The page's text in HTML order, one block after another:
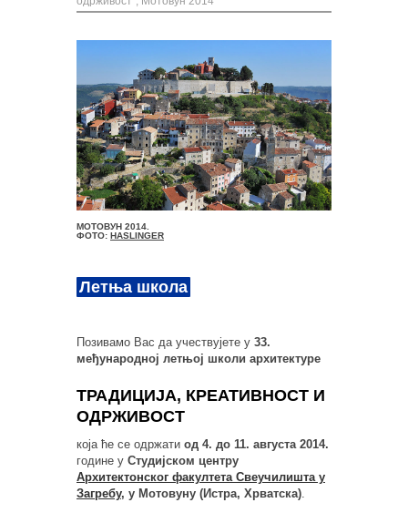
МОТОВУН 2014.
ФОТО: HASLINGER
Летња школа
Позивамо Вас да учествујете у 33.
међународној летњој школи архитектуре
ТРАДИЦИЈА, КРЕАТИВНОСТ И
ОДРЖИВОСТ
која ће се одржати од 4. до 11. августа 2014.
године у Студијском центру
Архитектонског факултета Свеучилишта у
Загребу, у Мотовуну (Истра, Хрватска)